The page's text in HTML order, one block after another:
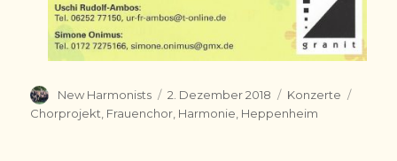
Autor
New Harmonists
Veröffentlicht
am
2. Dezember 2018 Kategorien
Konzerte
Chorprojekt, Frauenchor, Harmonie, Heppenheim